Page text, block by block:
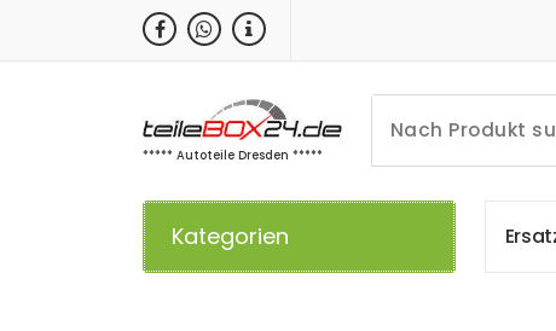
***** Autoteile Dresden *****
Kategorien Ersat